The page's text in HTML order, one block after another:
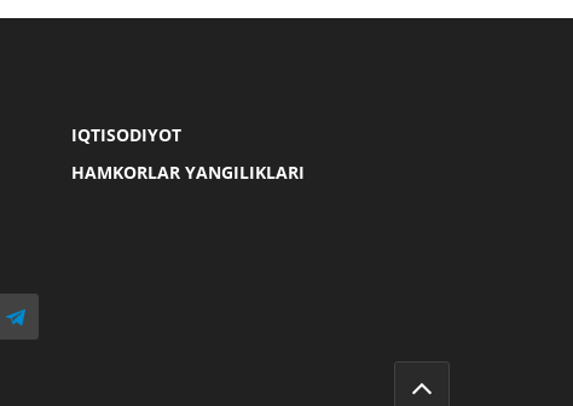
IQTISODIYOT
HAMKORLAR YANGILIKLARI